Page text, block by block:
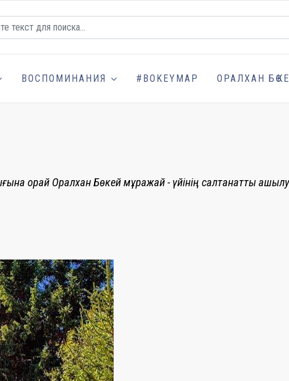
ВОСПОМИНАНИЯ #BOKEYMAP ОРАЛХАН
орай Оралхан Бөкей мұражай - үйінің салтанатты